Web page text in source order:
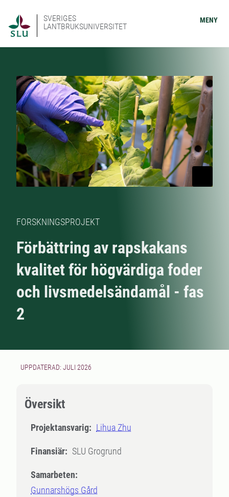
SVERIGES
LANTBRUKSUNIVERSITET
MENY
FORSKNINGSPROJEKT
Förbättring av rapskakans
kvalitet för högvärdiga foder
och livsmedelsändamål - fas
2
UPPDATERAD: JULI 2026
Översikt
Projektansvarig: Lihua Zhu
Finansiär: SLU Grogrund
Samarbeten:
Gunnarshögs Gård